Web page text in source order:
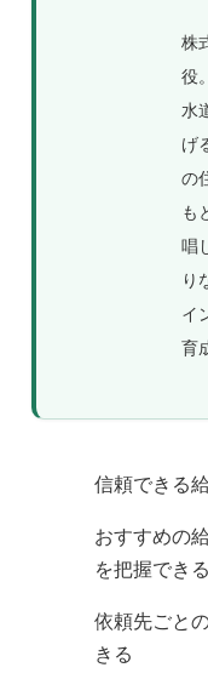
株
役
水
げ
の
も
唱
り
イ
育
信頼できる
おすすめの
を把握できる
依頼先ごと
きる